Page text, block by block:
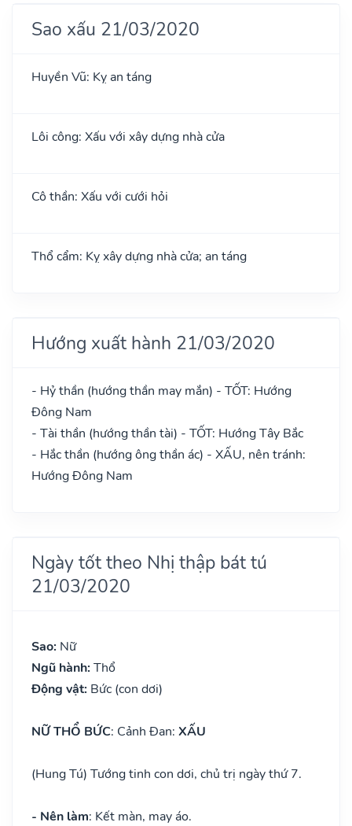
Sao xấu 21/03/2020
Huyền Vũ: Kỵ an táng
Lôi công: Xấu với xây dựng nhà cửa
Cô thần: Xấu với cưới hỏi
Thổ cẩm: Kỵ xây dựng nhà cửa; an táng
Hướng xuất hành 21/03/2020
- Hỷ thần (hướng thần may mắn) - TỐT: Hướng
Đông Nam
- Tài thần (hướng thần tài) - TỐT: Hướng Tây Bắc
- Hắc thần (hướng ông thần ác) - XẤU, nên tránh:
Hướng Đông Nam
Ngày tốt theo Nhị thập bát tú
21/03/2020
Sao: Nữ
Ngũ hành: Thổ
Động vật: Bức (con dơi)
NỮ THỔ BỨC: Cảnh Đan: XẤU
(Hung Tú) Tướng tinh con dơi, chủ trị ngày thứ 7.
- Nên làm: Kết màn, may áo.